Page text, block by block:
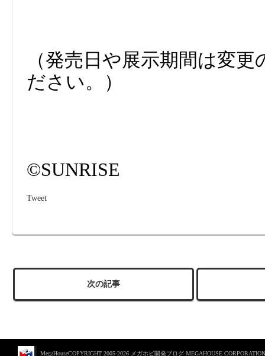
（発売日や展示期間は変
ださい。）
©SUNRISE
Tweet
次の記事
MegaHouseCOPYRIGHT 2005-2026 メガホビ開発ブログ MEGAHOUSE